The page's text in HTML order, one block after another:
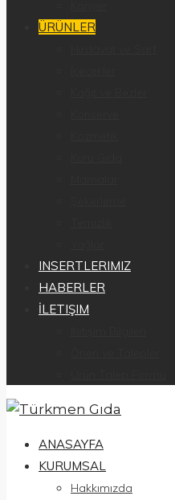
ÜRÜNLER
INSERTLERIMIZ
HABERLER
İLETIŞIM
ANASAYFA
KURUMSAL
Hakkımızda